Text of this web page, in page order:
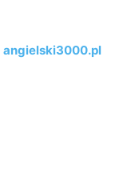
angielski3000.pl